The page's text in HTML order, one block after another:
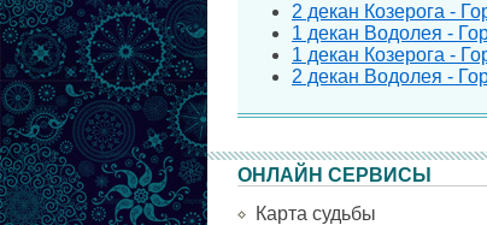
2 декан Козерога -
1 декан Водолея -
1 декан Козерога -
2 декан Водолея -
ОНЛАЙН СЕРВИСЫ
Карта судьбы